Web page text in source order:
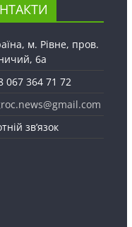
м. Рівне, пров.
6а
067 364 71 72
зв’язок